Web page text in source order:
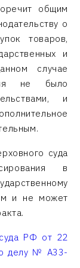
общим
о
товаров,
и
случае
не было
и
суда
в
и не может
РФ от 22
делу № А33-